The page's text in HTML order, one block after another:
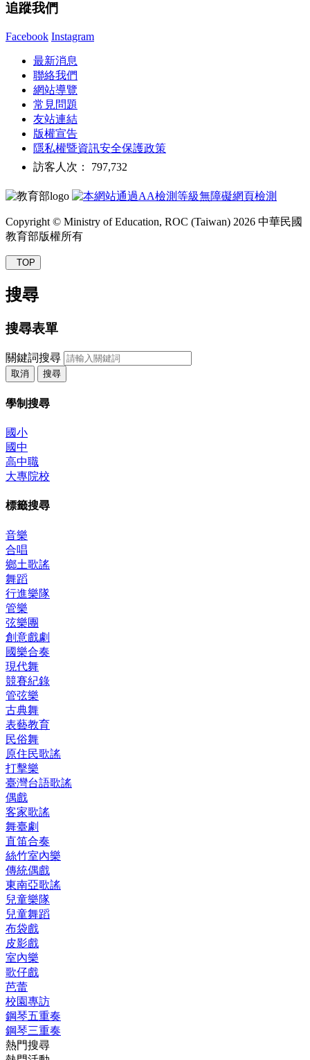
追蹤我們
Facebook Instagram
最新消息
聯絡我們
網站導覽
常見問題
友站連結
版權宣告
隱私權暨資訊安全保護政策
訪客人次： 797,732
Copyright © Ministry of Education, ROC (Taiwan) 2026 中華民國
教育部版權所有
TOP
搜尋
搜尋表單
關鍵詞搜尋
取消 搜尋
學制搜尋
國小
國中
高中職
大專院校
標籤搜尋
音樂
合唱
鄉土歌謠
舞蹈
行進樂隊
管樂
弦樂團
創意戲劇
國樂合奏
現代舞
競賽紀錄
管弦樂
古典舞
表藝教育
民俗舞
原住民歌謠
打擊樂
臺灣台語歌謠
偶戲
客家歌謠
舞臺劇
直笛合奏
絲竹室內樂
傳統偶戲
東南亞歌謠
兒童樂隊
兒童舞蹈
布袋戲
皮影戲
室內樂
歌仔戲
芭蕾
校園專訪
鋼琴五重奏
鋼琴三重奏
熱門搜尋